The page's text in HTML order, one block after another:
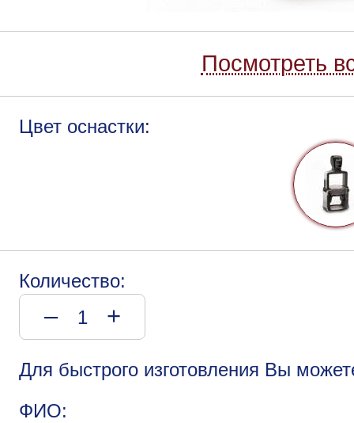
Посмотреть
Цвет оснастки:
Количество:
– +
Для быстрого изготовления Вы
ФИО: